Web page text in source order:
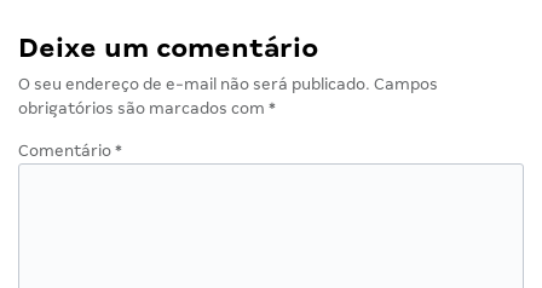
Deixe um comentário
O seu endereço de e-mail não será publicado. Campos
obrigatórios são marcados com *
Comentário *